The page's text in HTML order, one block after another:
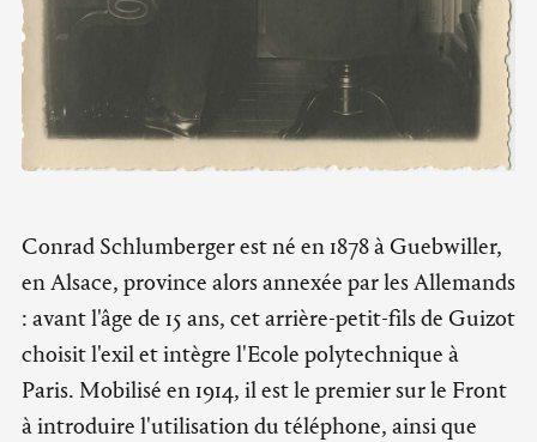
Conrad Schlumberger est né en 1878 à Guebwiller,
en Alsace, province alors annexée par les Allemands
: avant l'âge de 15 ans, cet arrière-petit-fils de Guizot
choisit l'exil et intègre l'Ecole polytechnique à
Paris. Mobilisé en 1914, il est le premier sur le Front
à introduire l'utilisation du téléphone, ainsi que